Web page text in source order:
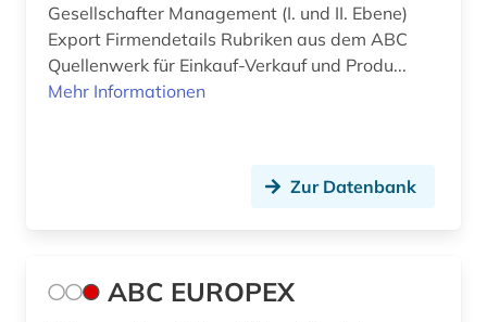
ausstellung (1)
australien (1)
außenhandel mit industriegütern (3)
Polen (5)
Portugal (3)
Schweden (5)
Gesellschafter Management (I. und II. Ebene)
Export Firmendetails Rubriken aus dem ABC
Quellenwerk für Einkauf-Verkauf und Produ...
Mehr Informationen
Zur Datenbank
ABC EUROPEX